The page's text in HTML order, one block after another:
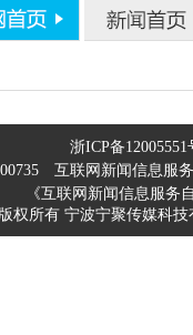
浙ICP备12005551
互联网新闻信息服
《互联网新闻信息服务
版权所有 宁波宁聚传媒科技